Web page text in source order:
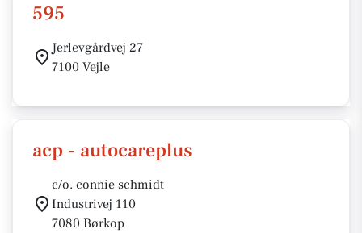
595
Jerlevgårdvej 27
7100 Vejle
acp - autocareplus
c/o. connie schmidt
Industrivej 110
7080 Børkop